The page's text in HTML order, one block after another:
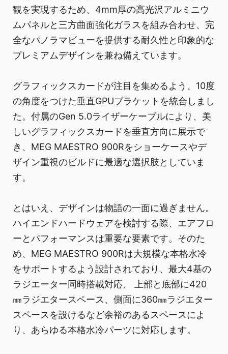
観を実現するため、4mm厚の高光沢アルミニウ
ムパネルと三方曲面強化ガラスを組み合わせ、完
全なパノラマビューを提供する耐久性と印象的な
プレミアムデザインを兼ね備えています。
グラフィックスカードが注目を集めるよう、10度
の角度をつけた垂直GPUブラケットを統合しまし
た。付属のGen 5.0ライザーケーブルにより、美
しいグラフィックスカードを垂直方向に展示で
き、MEG MAESTRO 900Rをショーケースやデ
ザイン重視のビルドに最適な選択肢としていま
す。
とはいえ、デザインは物語の一面に過ぎません。
ハイエンドハードウェアを検討する際、エアフロ
ーとパフォーマンスは重要な要素です。そのた
め、MEG MAESTRO 900Rは大規模な本格水冷
をサポートするよう設計されており、最大4基の
ラジエーター同時搭載対応、 上部と底部に420
㎜ラジエタースペース、側面に360㎜ラジエター
スペースを設けるなど余裕のあるスペースによ
り、あらゆる本格水冷パーツに対応します。